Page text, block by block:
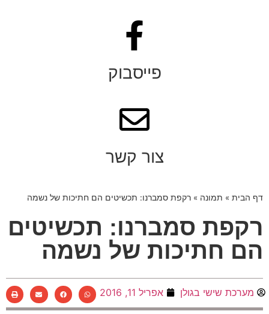
פייסבוק
צור קשר
דף הבית » תמונה » רקפת סמברנו: תכשיטים הם חתיכות של נשמה
רקפת סמברנו: תכשיטים
הם חתיכות של נשמה
מערכת שישי בגולן אפריל 11, 2016